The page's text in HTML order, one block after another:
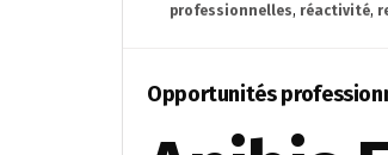
professionnelles, réactivité,
Opportunités